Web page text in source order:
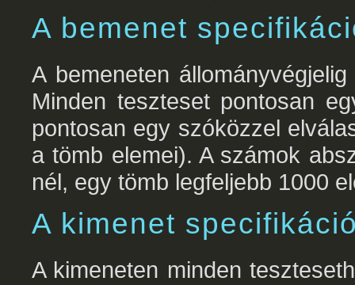
A bemenet
A bemeneten
Minden teszteset pontosan
pontosan egy szóközzel
a tömb elemei). A számok
nél, egy tömb legfeljebb 1000
A kimenet
A kimeneten minden